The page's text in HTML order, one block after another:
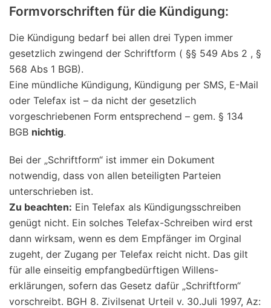
Formvorschriften für die Kündigung:
Die Kündigung bedarf bei allen drei Typen immer
gesetzlich zwingend der Schriftform ( §§ 549 Abs 2 , §
568 Abs 1 BGB).
Eine mündliche Kündigung, Kündigung per SMS, E-Mail
oder Telefax ist – da nicht der gesetzlich
vorgeschriebenen Form entsprechend – gem. § 134
BGB nichtig.
Bei der „Schriftform“ ist immer ein Dokument
notwendig, dass von allen beteiligten Parteien
unterschrieben ist.
Zu beachten: Ein Telefax als Kündigungsschreiben
genügt nicht. Ein solches Telefax-Schreiben wird erst
dann wirksam, wenn es dem Empfänger im Orginal
zugeht, der Zugang per Telefax reicht nicht. Das gilt
für alle einseitig empfangbedürftigen Willens-
erklärungen, sofern das Gesetz dafür „Schriftform“
vorschreibt. BGH 8. Zivilsenat Urteil v. 30.Juli 1997, Az: